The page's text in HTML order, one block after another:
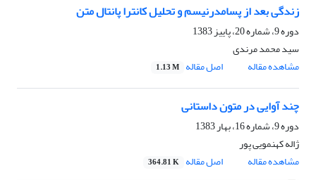
زندگی بعد از پسامدرنیسم و تحلیل کانترا پانتال متن
دوره 9، شماره 20، پاییز 1383
سید محمد مرندی
مشاهده مقاله
اصل مقاله 1.13 M
چند آوایی در متون داستانی
دوره 9، شماره 16، بهار 1383
ژاله کهنمویى پور
مشاهده مقاله
اصل مقاله 364.81 K